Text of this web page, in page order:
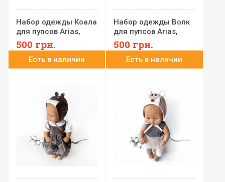
Набор одежды Коала
для пупсов Arias,
Minikane, Llorens,
Paola Reina 32-35 см
N19
500 грн.
Есть в наличии
Набор одежды Волк
для пупсов Arias,
Minikane, Llorens,
Paola Reina 32-35 см
N18
500 грн.
Есть в наличии